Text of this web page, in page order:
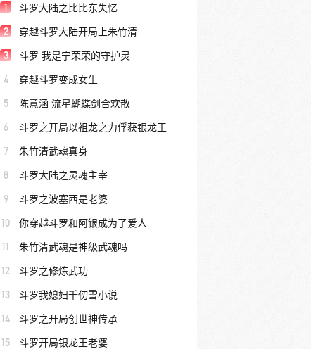
1 斗罗大陆之比比东失忆
2 穿越斗罗大陆开局上朱竹清
3 斗罗 我是宁荣荣的守护灵
4 穿越斗罗变成女生
5 陈意涵 流星蝴蝶剑合欢散
6 斗罗之开局以祖龙之力俘获银龙王
7 朱竹清武魂真身
8 斗罗大陆之灵魂主宰
9 斗罗之波塞西是老婆
10 你穿越斗罗和阿银成为了爱人
11 朱竹清武魂是神级武魂吗
12 斗罗之修炼武功
13 斗罗我媳妇千仞雪小说
14 斗罗之开局创世神传承
15 斗罗开局银龙王老婆